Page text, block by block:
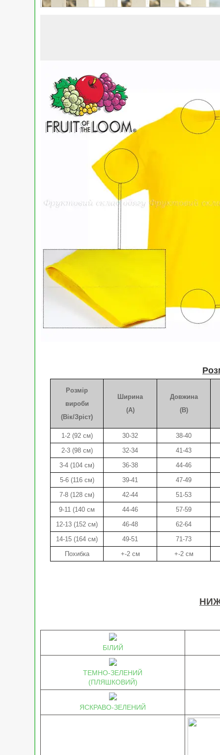
Розмір
вироби
(Вік/Зріст)
Ширина
(A)
Довжина
(B)
1-2 (92 см) 30-32
38-40
2-3 (98 см)
32-34
41-43
3-4 (104 см)
36-38
44-46
5-6 (116 см)
39-41
47-49
7-8 (128 см)
42-44
51-53
9-11 (140 см
44-46
57-59
12-13 (152 см)
46-48
62-64
14-15 (164 см)
49-51
71-73
Похибка
+-2 см +-2 см
БІЛИЙ
ТЕМНО-ЗЕЛЕНИЙ
(ПЛЯШКОВИЙ)
ЯСКРАВО-ЗЕЛЕНИЙ